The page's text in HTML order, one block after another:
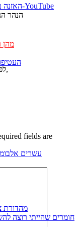
מהן
עשרים
מהדורת
חומרים שהייתי רוצה
הנהר
,
fields are